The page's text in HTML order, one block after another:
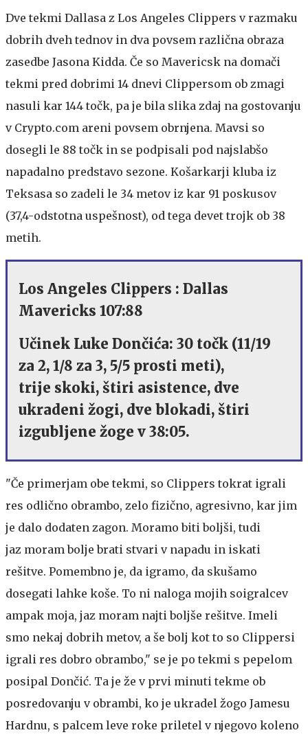
Dve tekmi Dallasa z Los Angeles Clippers v razmaku
dobrih dveh tednov in dva povsem različna obraza
zasedbe Jasona Kidda. Če so Mavericsk na domači
tekmi pred dobrimi 14 dnevi Clippersom ob zmagi
nasuli kar 144 točk, pa je bila slika zdaj na gostovanju
v Crypto.com areni povsem obrnjena. Mavsi so
dosegli le 88 točk in se podpisali pod najslabšo
napadalno predstavo sezone. Košarkarji kluba iz
Teksasa so zadeli le 34 metov iz kar 91 poskusov
(37,4-odstotna uspešnost), od tega devet trojk ob 38
metih.
Los Angeles Clippers : Dallas
Mavericks 107:88
Učinek Luke Dončića: 30 točk (11/19
za 2, 1/8 za 3, 5/5 prosti meti),
trije skoki, štiri asistence, dve
ukradeni žogi, dve blokadi, štiri
izgubljene žoge v 38:05.
"Če primerjam obe tekmi, so Clippers tokrat igrali
res odlično obrambo, zelo fizično, agresivno, kar jim
je dalo dodaten zagon. Moramo biti boljši, tudi
jaz moram bolje brati stvari v napadu in iskati
rešitve. Pomembno je, da igramo, da skušamo
dosegati lahke koše. To ni naloga mojih soigralcev
ampak moja, jaz moram najti boljše rešitve. Imeli
smo nekaj dobrih metov, a še bolj kot to so Clippersi
igrali res dobro obrambo," se je po tekmi s pepelom
posipal Dončić. Ta je že v prvi minuti tekme ob
posredovanju v obrambi, ko je ukradel žogo Jamesu
Hardnu, s palcem leve roke priletel v njegovo koleno